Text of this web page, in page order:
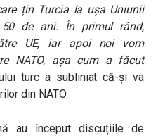
țin Turcia la ușa Uniunii
de ani. În primul rând,
UE, iar apoi noi vom
NATO, așa cum a făcut
turc a subliniat că-și va
din NATO.
au început discuțiile de